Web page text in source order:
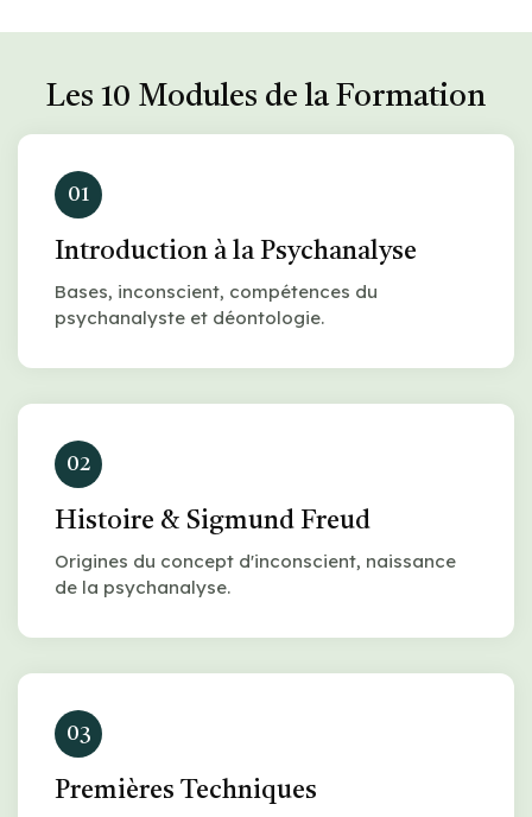
Les 10 Modules de la Formation
01
Introduction à la Psychanalyse
Bases, inconscient, compétences du
psychanalyste et déontologie.
02
Histoire & Sigmund Freud
Origines du concept d'inconscient, naissance
de la psychanalyse.
03
Premières Techniques